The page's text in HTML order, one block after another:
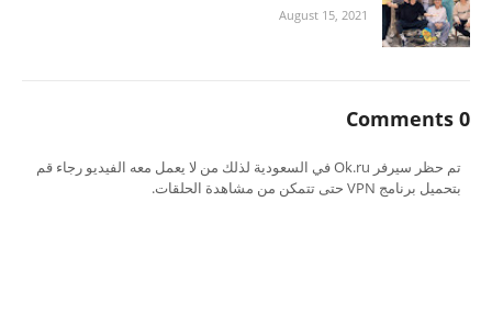
August 15, 2021
0 Comments
تم حظر سيرفر Ok.ru في السعودية لذلك من لا يعمل معه الفيديو رجاء قم
بتحميل برنامج VPN حتى تتمكن من مشاهدة الحلقات.